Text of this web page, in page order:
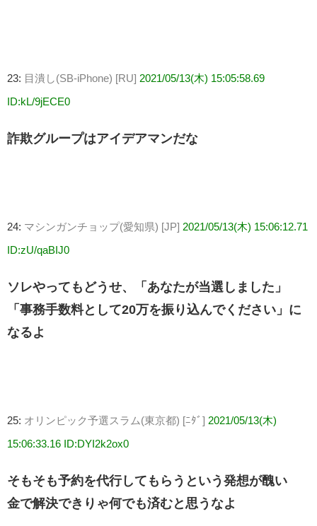
23: 目潰し(SB-iPhone) [RU] 2021/05/13(木) 15:05:58.69
ID:kL/9jECE0
詐欺グループはアイデアマンだな
24: マシンガンチョップ(愛知県) [JP] 2021/05/13(木) 15:06:12.71
ID:zU/qaBIJ0
ソレやってもどうせ、「あなたが当選しました」
「事務手数料として20万を振り込んでください」に
なるよ
25: オリンピック予選スラム(東京都) [ﾆﾀﾞ] 2021/05/13(木)
15:06:33.16 ID:DYI2k2ox0
そもそも予約を代行してもらうという発想が醜い
金で解決できりゃ何でも済むと思うなよ